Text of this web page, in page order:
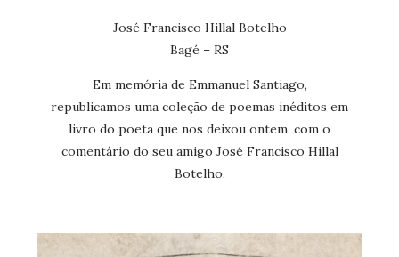
José Francisco Hillal Botelho
Bagé – RS
Em memória de Emmanuel Santiago,
republicamos uma coleção de poemas inéditos em
livro do poeta que nos deixou ontem, com o
comentário do seu amigo José Francisco Hillal
Botelho.